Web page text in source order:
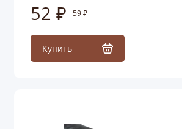
52 ₽ 59 ₽
Купить